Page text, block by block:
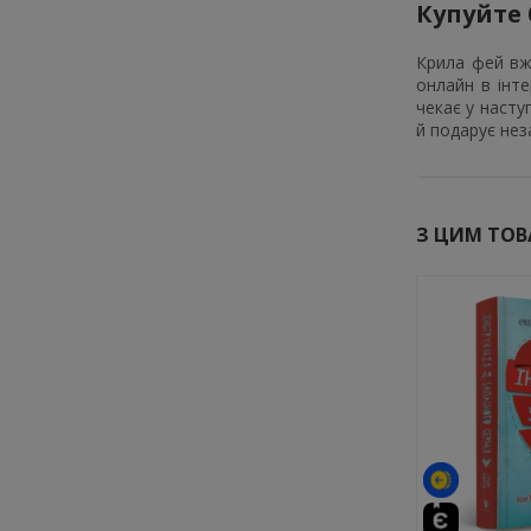
Крила фей
онлайн в
чекає у
й подарує
З ЦИМ